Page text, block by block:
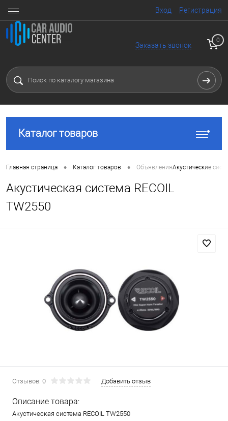
Вход Регистрация
Заказать звонок
0
Каталог товаров
Главная страница • Каталог товаров • ОбъявленияАкустические
Акустическая система RECOIL
TW2550
Отзывов: 0 Добавить отзыв
Описание товара:
Акустическая система RECOIL TW2550